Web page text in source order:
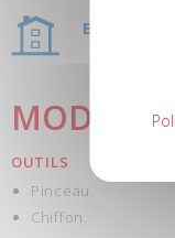
EXTÉRIEUR
MODE
OUTILS
Pinceau.
Chiffon.